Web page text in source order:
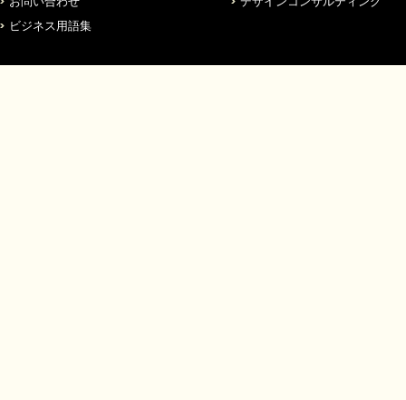
ビジネス用語集